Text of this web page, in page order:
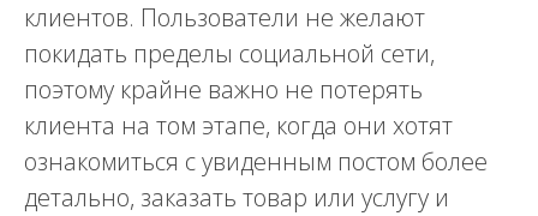
клиентов. Пользователи не желают
покидать пределы социальной сети,
поэтому крайне важно не потерять
клиента на том этапе, когда они хотят
ознакомиться с увиденным постом более
детально, заказать товар или услугу и